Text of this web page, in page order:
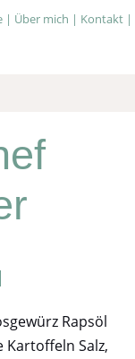
| Über mich | Kontakt|
Rapsöl
Salz,